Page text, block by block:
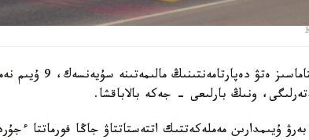
ونىڭ بارلىعى - جەكە بالاباقشا.